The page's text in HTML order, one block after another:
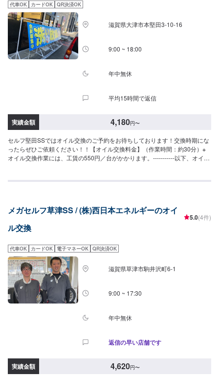
代車OK カードOK QR決済OK
滋賀県大津市本堅田3-10-16
9:00 ~ 18:00
年中無休
平均15時間で返信
実績金額 4,180円〜
セルフ堅田SSではオイル交換のご予約をお待ちしております！交換時期にな
ったらぜひご依頼ください！！【オイル交換料金】（作業時間：約30分）※
オイル交換作業には、工賃の550円／台がかかります。-----------以下、オイル
20▶︎1,870円（0W-20推奨車専用）<ガソリン車用>・0W-20▶︎1,650円（0W-
ィーゼル乗用車）・10W-30▶︎1,370円（DPF装置ディーゼルトラック・バ
ス）-----------その他料金----------->>オイルフィルター2,420円〜／台>>２サイ
クルオイル1,320円〜／台
メガセルフ草津SS / (株)西日本エネルギーのオイ
ル交換
5.0(4件)
代車OK カードOK 電子マネーOK QR決済OK
滋賀県草津市駒井沢町6-1
9:00 ~ 17:30
年中無休
返信の早い店舗です
実績金額 4,620円〜